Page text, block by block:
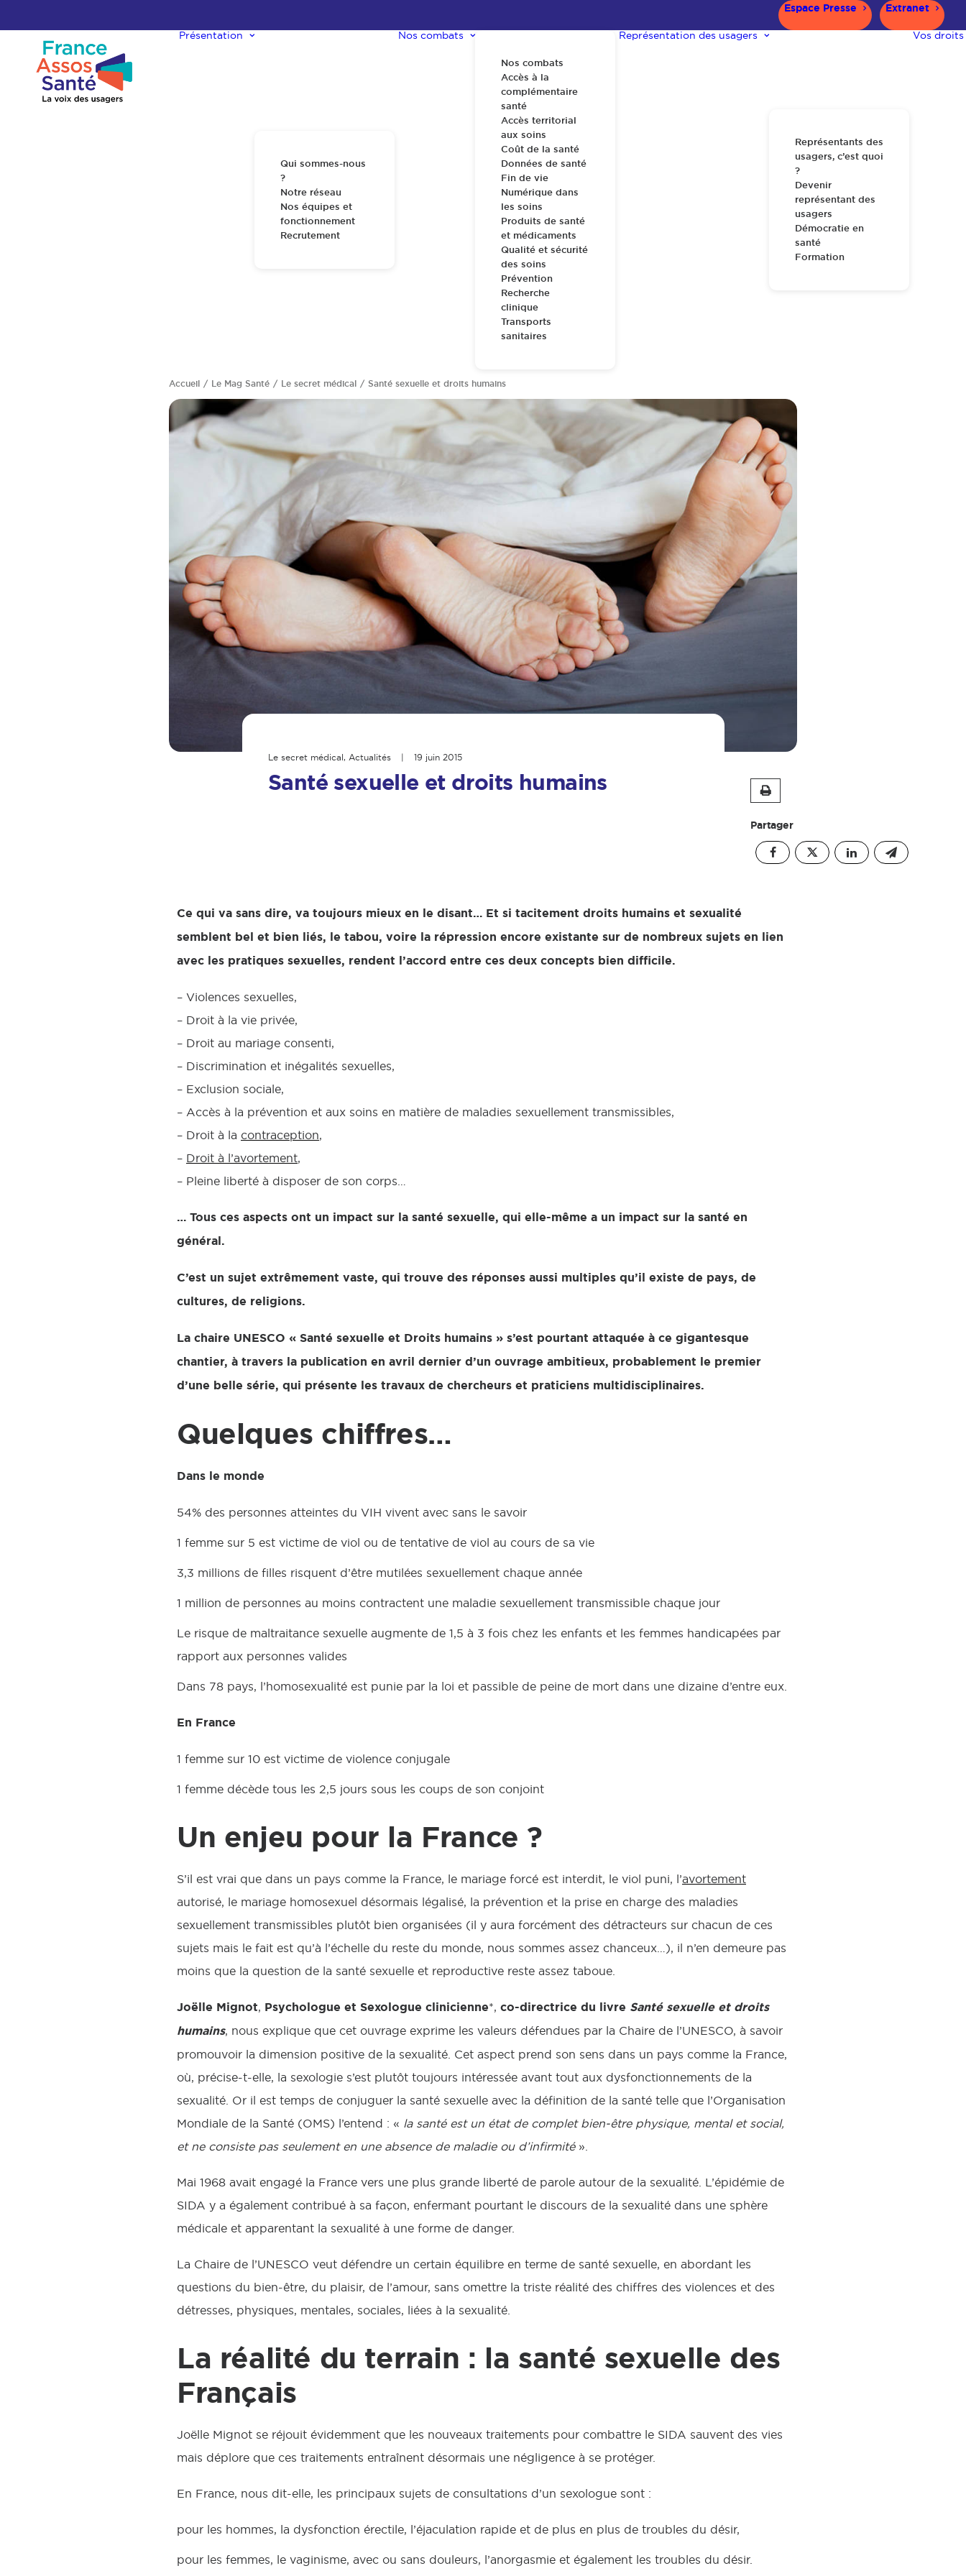
Espace Presse Extranet
Présentation
Qui sommes-nous
?
Notre réseau
Nos équipes et
fonctionnement
Recrutement
Nos combats
Nos combats
Accès à la
complémentaire
santé
Accès territorial
aux soins
Coût de la santé
Données de santé
Fin de vie
Numérique dans
les soins
Produits de santé
et médicaments
Qualité et sécurité
des soins
Prévention
Recherche
clinique
Transports
sanitaires
Représentation des usagers
Représentants des
usagers, c’est quoi
?
Devenir
représentant des
usagers
Démocratie en
santé
Formation
Vos droits
Accueil Le Mag Santé Le secret médical Santé sexuelle et droits humains
Le secret médical, Actualités | 19 juin 2015
Santé sexuelle et droits humains
Partager
Ce qui va sans dire, va toujours mieux en le disant… Et si tacitement droits humains et sexualité
semblent bel et bien liés, le tabou, voire la répression encore existante sur de nombreux sujets en lien
avec les pratiques sexuelles, rendent l’accord entre ces deux concepts bien difficile.
– Violences sexuelles,
– Droit à la vie privée,
– Droit au mariage consenti,
– Discrimination et inégalités sexuelles,
– Exclusion sociale,
– Accès à la prévention et aux soins en matière de maladies sexuellement transmissibles,
– Droit à la contraception,
– Droit à l’avortement,
– Pleine liberté à disposer de son corps…
… Tous ces aspects ont un impact sur la santé sexuelle, qui elle-même a un impact sur la santé en
général.
C’est un sujet extrêmement vaste, qui trouve des réponses aussi multiples qu’il existe de pays, de
cultures, de religions.
La chaire UNESCO « Santé sexuelle et Droits humains » s’est pourtant attaquée à ce gigantesque
chantier, à travers la publication en avril dernier d’un ouvrage ambitieux, probablement le premier
d’une belle série, qui présente les travaux de chercheurs et praticiens multidisciplinaires.
Quelques chiffres…
Dans le monde
54% des personnes atteintes du VIH vivent avec sans le savoir
1 femme sur 5 est victime de viol ou de tentative de viol au cours de sa vie
3,3 millions de filles risquent d’être mutilées sexuellement chaque année
1 million de personnes au moins contractent une maladie sexuellement transmissible chaque jour
Le risque de maltraitance sexuelle augmente de 1,5 à 3 fois chez les enfants et les femmes handicapées par
rapport aux personnes valides
Dans 78 pays, l’homosexualité est punie par la loi et passible de peine de mort dans une dizaine d’entre eux.
En France
1 femme sur 10 est victime de violence conjugale
1 femme décède tous les 2,5 jours sous les coups de son conjoint
Un enjeu pour la France ?
S’il est vrai que dans un pays comme la France, le mariage forcé est interdit, le viol puni, l’avortement
autorisé, le mariage homosexuel désormais légalisé, la prévention et la prise en charge des maladies
sexuellement transmissibles plutôt bien organisées (il y aura forcément des détracteurs sur chacun de ces
sujets mais le fait est qu’à l’échelle du reste du monde, nous sommes assez chanceux…), il n’en demeure pas
moins que la question de la santé sexuelle et reproductive reste assez taboue.
Joëlle Mignot, Psychologue et Sexologue clinicienne*, co-directrice du livre Santé sexuelle et droits
humains, nous explique que cet ouvrage exprime les valeurs défendues par la Chaire de l’UNESCO, à savoir
promouvoir la dimension positive de la sexualité. Cet aspect prend son sens dans un pays comme la France,
où, précise-t-elle, la sexologie s’est plutôt toujours intéressée avant tout aux dysfonctionnements de la
sexualité. Or il est temps de conjuguer la santé sexuelle avec la définition de la santé telle que l’Organisation
Mondiale de la Santé (OMS) l’entend : « la santé est un état de complet bien-être physique, mental et social,
et ne consiste pas seulement en une absence de maladie ou d’infirmité».
Mai 1968 avait engagé la France vers une plus grande liberté de parole autour de la sexualité. L’épidémie de
SIDA y a également contribué à sa façon, enfermant pourtant le discours de la sexualité dans une sphère
médicale et apparentant la sexualité à une forme de danger.
La Chaire de l’UNESCO veut défendre un certain équilibre en terme de santé sexuelle, en abordant les
questions du bien-être, du plaisir, de l’amour, sans omettre la triste réalité des chiffres des violences et des
détresses, physiques, mentales, sociales, liées à la sexualité.
La réalité du terrain : la santé sexuelle des
Français
Joëlle Mignot se réjouit évidemment que les nouveaux traitements pour combattre le SIDA sauvent des vies
mais déplore que ces traitements entraînent désormais une négligence à se protéger.
En France, nous dit-elle, les principaux sujets de consultations d’un sexologue sont :
pour les hommes, la dysfonction érectile, l’éjaculation rapide et de plus en plus de troubles du désir,
pour les femmes, le vaginisme, avec ou sans douleurs, l’anorgasmie et également les troubles du désir.